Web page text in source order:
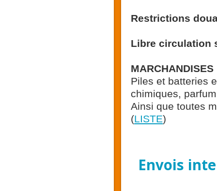
Restrictions
Libre circulation
Piles et batteries
chimiques,
Ainsi que toutes
(LISTE)
Envois